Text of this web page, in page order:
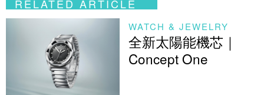
RELATED ARTICLE
WATCH & JEWELRY
全新太陽能機芯｜
Concept One